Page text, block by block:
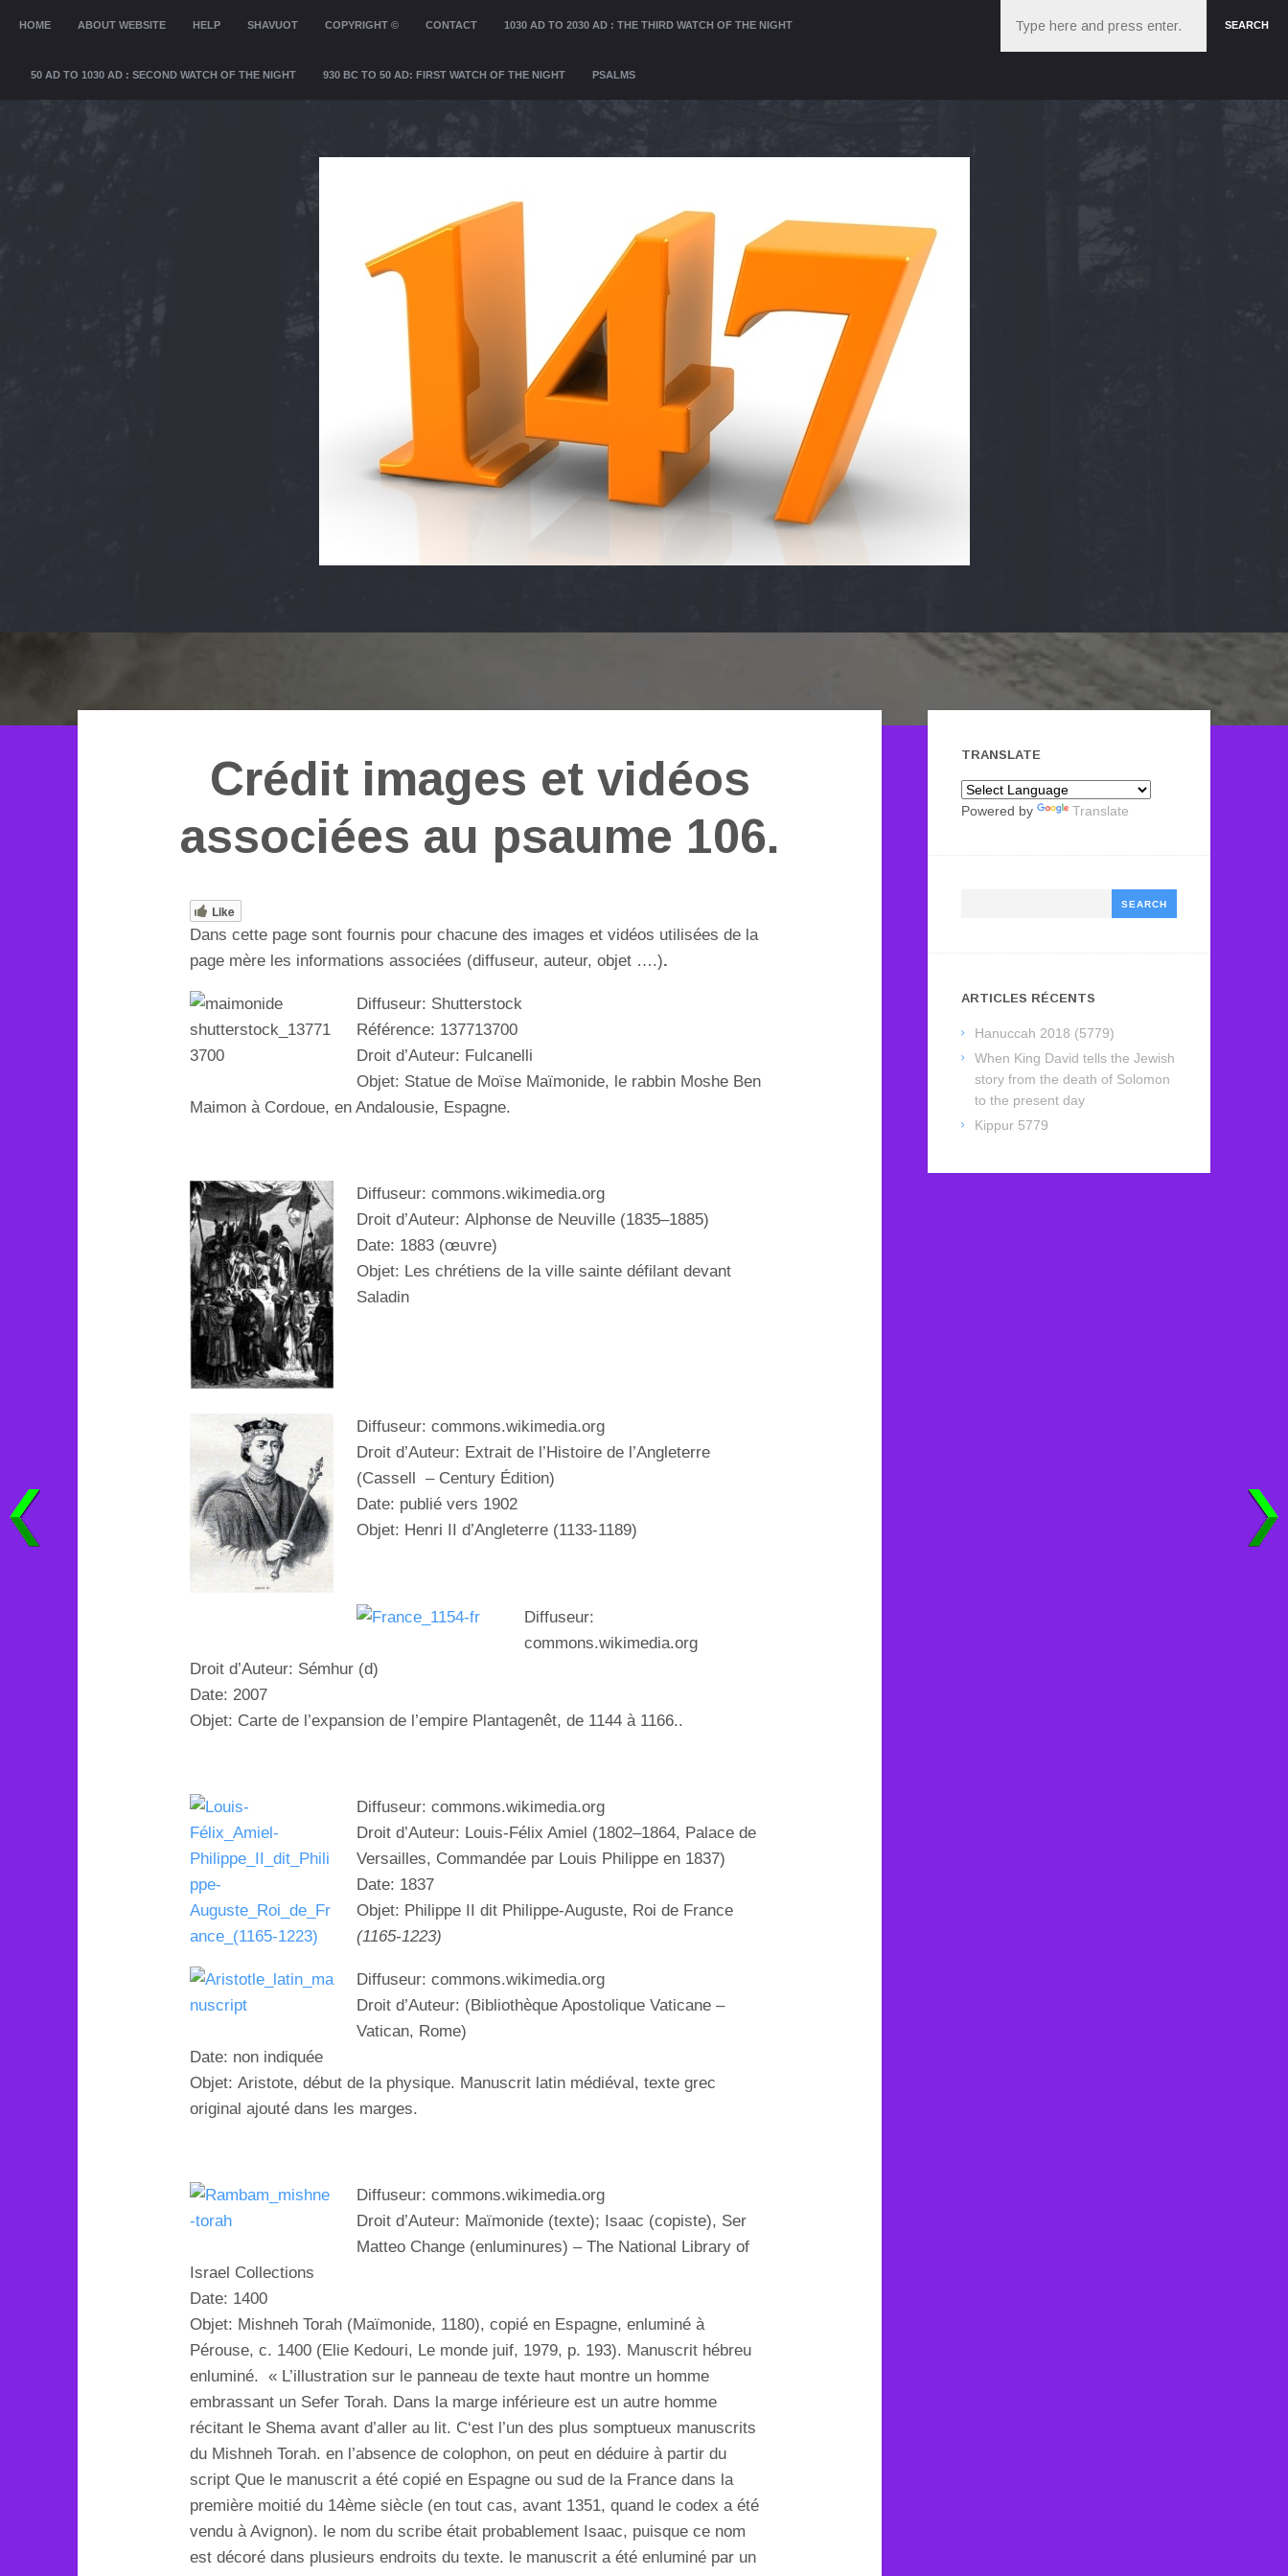
SKIP TO CONTENT
HOME ABOUT WEBSITE HELP SHAVUOT COPYRIGHT © CONTACT 1030 AD TO 2030 AD : THE THIRD WATCH OF THE NIGHT
50 AD TO 1030 AD : SECOND WATCH OF THE NIGHT 930 BC TO 50 AD: FIRST WATCH OF THE NIGHT PSALMS
SEARCH
Crédit images et vidéos
associées au psaume 106.
Like
Dans cette page sont fournis pour chacune des images et vidéos utilisées de la
page mère les informations associées (diffuseur, auteur, objet ….).
Diffuseur: Shutterstock
Référence: 137713700
Droit d’Auteur: Fulcanelli
Objet: Statue de Moïse Maïmonide, le rabbin Moshe Ben
Maimon à Cordoue, en Andalousie, Espagne.
Diffuseur: commons.wikimedia.org
Droit d’Auteur:Alphonse de Neuville (1835–1885)
Date: 1883 (œuvre)
Objet: Les chrétiens de la ville sainte défilant devant
Saladin
Diffuseur: commons.wikimedia.org
Droit d’Auteur: Extrait de l’Histoire de l’Angleterre
(Cassell– Century Édition)
Date: publié vers 1902
Objet: Henri II d’Angleterre (1133-1189)
Diffuseur:
commons.wikimedia.org
Droit d’Auteur: Sémhur (d)
Date: 2007
Objet: Carte de l’expansion de l’empire Plantagenêt, de 1144 à 1166..
Diffuseur: commons.wikimedia.org
Droit d’Auteur: Louis-Félix Amiel (1802–1864, Palace de
Versailles, Commandée par Louis Philippeen 1837)
Date: 1837
Objet: Philippe II dit Philippe-Auguste, Roi de France
(1165-1223)
Diffuseur: commons.wikimedia.org
Droit d’Auteur: (Bibliothèque Apostolique Vaticane –
Vatican, Rome)
Date: non indiquée
Objet:Aristote, début de la physique. Manuscrit latin médiéval, texte grec
original ajoutédans les marges.
Diffuseur: commons.wikimedia.org
Droit d’Auteur: Maïmonide (texte); Isaac (copiste), Ser
Matteo Change (enluminures) – The National Library of
Israel Collections
Date: 1400
Objet: Mishneh Torah (Maïmonide, 1180), copié en Espagne, enluminé à
Pérouse, c. 1400 (Elie Kedouri, Le monde juif, 1979, p. 193). Manuscrit hébreu
enluminé.« L’illustration sur le panneau de texte haut montre un homme
embrassant un Sefer Torah. Dans la marge inférieure est un autre homme
récitant le Shema avant d’aller au lit. C‘est l’un des plus somptueux manuscrits
du Mishneh Torah. en l’absence de colophon, on peut en déduire à partir du
script Que le manuscrit a été copié en Espagne ou sud de la France dans la
première moitié du 14ème siècle (en tout cas,avant 1351, quand le codex a été
vendu à Avignon). le nom du scribe était probablement Isaac, puisque ce nom
est décoré dans plusieurs endroits du texte. le manuscrit a été enluminé par un
TRANSLATE
Powered by Translate
ARTICLES RÉCENTS
Hanuccah 2018 (5779)
When King David tells the Jewish
story from the death of Solomon
to the present day
Kippur 5779